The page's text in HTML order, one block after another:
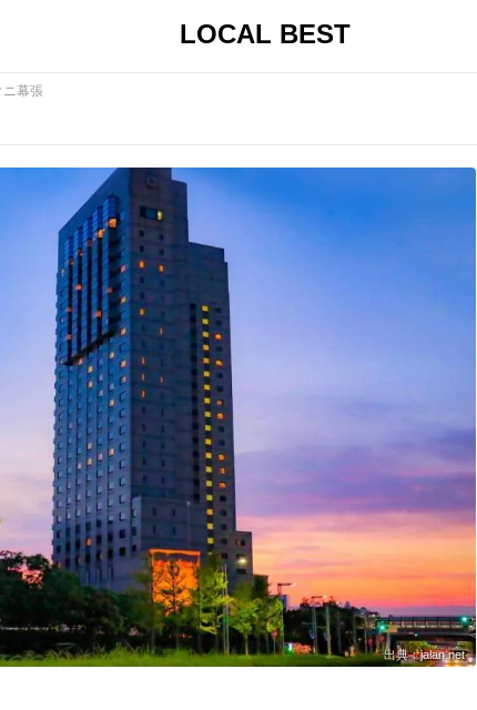
LOCAL BEST
幕張
出典：jalan.net